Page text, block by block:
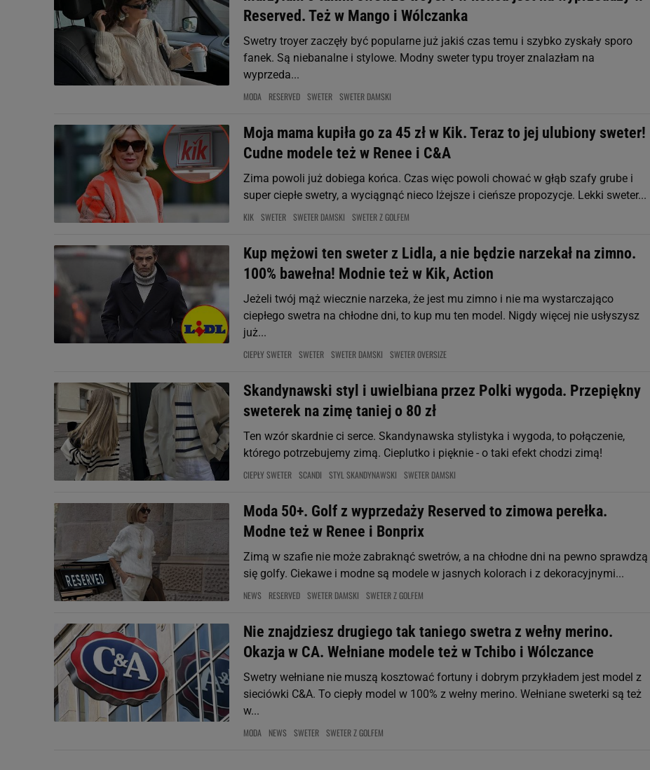
Reserved. Też w Mango i Wólczanka
Swetry troyer zaczęły być popularne już jakiś czas temu i szybko zyskały sporo
fanek. Są niebanalne i stylowe. Modny sweter typu troyer znalazłam na
wyprzeda...
MODA RESERVED SWETER SWETER DAMSKI
Moja mama kupiła go za 45 zł w Kik. Teraz to jej ulubiony sweter!
Cudne modele też w Renee i C&A
Zima powoli już dobiega końca. Czas więc powoli chować w głąb szafy grube i
super ciepłe swetry, a wyciągnąć nieco lżejsze i cieńsze propozycje. Lekki sweter...
KIK SWETER SWETER DAMSKI SWETER Z GOLFEM
Kup mężowi ten sweter z Lidla, a nie będzie narzekał na zimno.
100% bawełna! Modnie też w Kik, Action
Jeżeli twój mąż wiecznie narzeka, że jest mu zimno i nie ma wystarczająco
ciepłego swetra na chłodne dni, to kup mu ten model. Nigdy więcej nie usłyszysz
już...
CIEPŁY SWETER SWETER SWETER DAMSKI SWETER OVERSIZE
Skandynawski styl i uwielbiana przez Polki wygoda. Przepiękny
sweterek na zimę taniej o 80 zł
Ten wzór skardnie ci serce. Skandynawska stylistyka i wygoda, to połączenie,
którego potrzebujemy zimą. Cieplutko i pięknie - o taki efekt chodzi zimą!
CIEPŁY SWETER SCANDI STYL SKANDYNAWSKI SWETER DAMSKI
Moda 50+. Golf z wyprzedaży Reserved to zimowa perełka.
Modne też w Renee i Bonprix
Zimą w szafie nie może zabraknąć swetrów, a na chłodne dni na pewno sprawdzą
się golfy. Ciekawe i modne są modele w jasnych kolorach i z dekoracyjnymi...
NEWS RESERVED SWETER DAMSKI SWETER Z GOLFEM
Nie znajdziesz drugiego tak taniego swetra z wełny merino.
Okazja w CA. Wełniane modele też w Tchibo i Wólczance
Swetry wełniane nie muszą kosztować fortuny i dobrym przykładem jest model z
sieciówki C&A. To ciepły model w 100% z wełny merino. Wełniane sweterki są też
w...
MODA NEWS SWETER SWETER Z GOLFEM